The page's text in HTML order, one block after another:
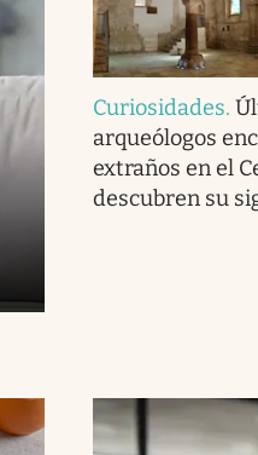
Curiosidades.
arqueólogos
extraños en el
descubren su